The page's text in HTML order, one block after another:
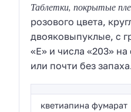
Таблетки, покрытые
розового цвета,
двояковыпуклые, с
«E» и числа «203»
или почти без
кветиапина фумарат